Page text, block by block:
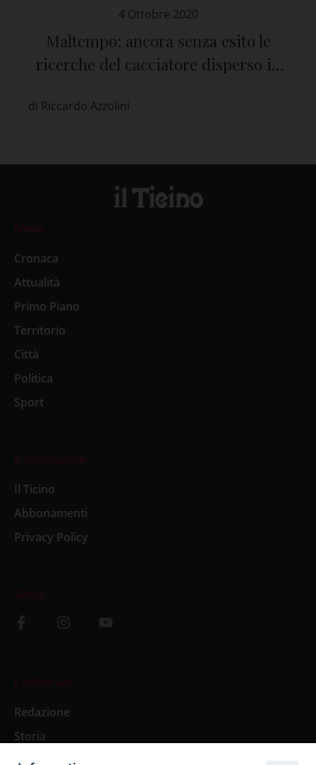
4 Ottobre 2020
Maltempo: ancora senza esito le
ricerche del cacciatore disperso in
di Riccardo Azzolini
News
Cronaca
Attualità
Primo Piano
Territorio
Città
Politica
Sport
Il settimanale
Il Ticino
Abbonamenti
Privacy Policy
Social
L’editoriale
Redazione
Storia